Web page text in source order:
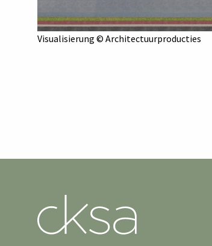
Visualisierung © Architectuurproducties